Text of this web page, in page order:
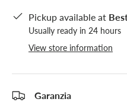
Pickup available at
Usually ready in 24 hours
View store information
Garanzia